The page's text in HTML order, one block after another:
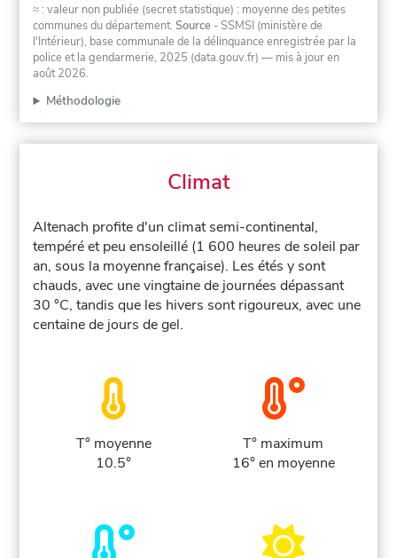
≈ : valeur non publiée (secret statistique) : moyenne des petites
communes du département.Source - SSMSI (ministère de
l'Intérieur), base communale de la délinquance enregistrée par la
police et la gendarmerie, 2025 (data.gouv.fr) — mis à jour en
août 2026.
Méthodologie
Climat
Altenach profite d'un climat semi-continental,
tempéré et peu ensoleillé (1 600 heures de soleil par
an, sous la moyenne française). Les étés y sont
chauds, avec une vingtaine de journées dépassant
30 °C, tandis que les hivers sont rigoureux, avec une
centaine de jours de gel.
T° moyenne
10.5°
T° maximum
16° en moyenne